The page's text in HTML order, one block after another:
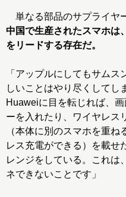
単なる部品のサプライヤ
中国で生産されたスマホは
をリードする存在だ。
「アップルにしてもサム
しいことはやり尽くしてし
Huaweiに目を転じれば、
ーを入れたり、ワイヤレス
（本体に別のスマホを重ね
レス充電ができる）を載せ
レンジをしている。これは
ネできないことです」